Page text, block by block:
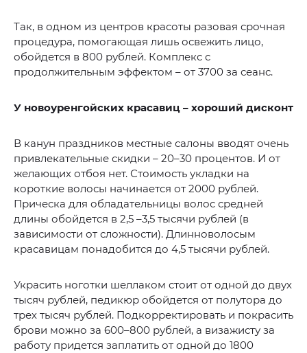
Так, в одном из центров красоты разовая срочная
процедура, помогающая лишь освежить лицо,
обойдется в 800 рублей. Комплекс с
продолжительным эффектом – от 3700 за сеанс.
У новоуренгойских красавиц – хороший дисконт
В канун праздников местные салоны вводят очень
привлекательные скидки – 20–30 процентов. И от
желающих отбоя нет. Стоимость укладки на
короткие волосы начинается от 2000 рублей.
Прическа для обладательницы волос средней
длины обойдется в 2,5 –3,5 тысячи рублей (в
зависимости от сложности). Длинноволосым
красавицам понадобится до 4,5 тысячи рублей.
Украсить ноготки шеллаком стоит от одной до двух
тысяч рублей, педикюр обойдется от полутора до
трех тысяч рублей. Подкорректировать и покрасить
брови можно за 600–800 рублей, а визажисту за
работу придется заплатить от одной до 1800